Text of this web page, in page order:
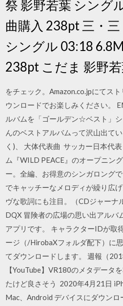
祭 影野若葉 シング
曲購入 238pt 三・
シングル 03:18
238pt こだま 影野
をチェック。Amazon.co.jpにてス
ウンロードでお楽しみください。
ルバムを「ゴールデン☆ベスト」
んのベストアルバムって沢山出て
く)、 大体代表曲 サッカー日本代
ム『WILD PEACE』のオープニン
ー。全編、お得意のシンガロング
でキャッチーなメロディが繰り広
ヴな歌詞にも注目。（CDジャーナ
DQX 冒険者の広場の思い出アルバ
アプリです。 キャラクターIDが取
ージ（/HirobaXフォルダ配下）に
てダウンロードします。 週報（
【YouTube】VR180のメタデータ
たけど良さそう 2020年4月21日
Mac、Android デバイスにダウン